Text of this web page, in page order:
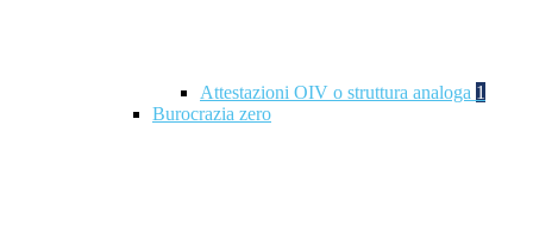
Attestazioni OIV o struttura analoga 1
Burocrazia zero